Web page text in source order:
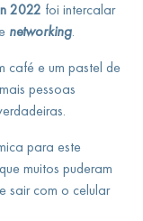
2022 foi intercalar
networking.
café e um pastel de
pessoas
para este
muitos puderam
e sair com o celular